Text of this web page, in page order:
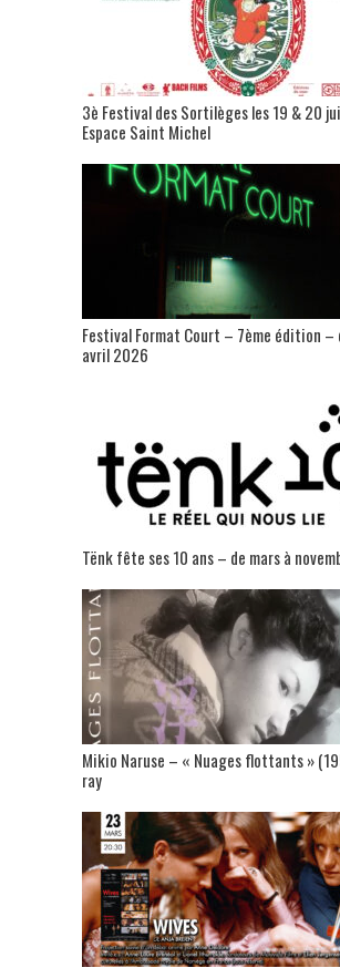
3è Festival des Sortilèges les 19 & 20
Espace Saint Michel
Festival Format Court – 7ème édition –
avril 2026
Tënk fête ses 10 ans – de mars à
Mikio Naruse – « Nuages flottants »
ray